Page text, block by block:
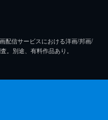
配信サービスにおける洋画/邦画/
。別途、有料作品あり。